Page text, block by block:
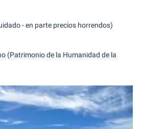
- en parte precios horrendos)
(Patrimonio de la Humanidad de la